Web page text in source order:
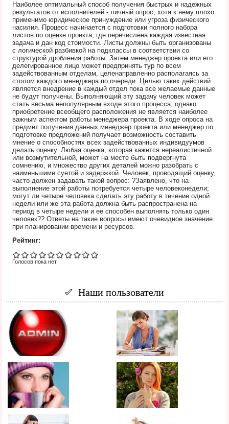
Наиболее оптимальный способ получения быстрых и надежных
результатов от исполнителей - личный опрос, хотя к нему плохо
применимо юридическое принуждение или угроза физического
насилия. Процесс начинается с подготовки полного набора
листов по оценке проекта, где перечислена каждая известная
задача и дан код стоимости. Листы должны быть организованы
с логической разбивкой на подклассы в соответствии со
структурой дробления работы. Затем менеджер проекта или его
делегированное лицо может предпринять тур по всем
задействованным отделам, целенаправленно располагаясь за
столом каждого менеджера по очереди. Целью таких действий
является внедрение в каждый отдел пока все желаемые данные
не будут получены. Выполняющий эту задачу человек может
стать весьма непопулярным входе этого процесса, однако
приобретение всеобщего расположения не является наиболее
важным аспектом работы менеджера проекта. В ходе опроса на
предмет получения данных менеджер проекта или менеджер по
подготовке предложений получает возможность составить
мнение о способностях всех задействованных индивидуумов
делать оценку. Любая оценка, которая кажется нереалистичной
или возмутительной, может на месте быть подвергнута
сомнению, и множество других деталей можно разобрать с
наименьшими суетой и задержкой. Человек, проводящий оценку,
часто должен задавать такой вопрос: ?Заявлено, что на
выполнение этой работы потребуется четыре человеконедели;
могут ли четыре человека сделать эту работу в течение одной
недели или же эта работа должна быть распространена на
период в четыре недели и ее способен выполнять только один
человек?? Ответы на такие вопросы имеют очевидное значение
при планировании времени и ресурсов.
Рейтинг:
Голосов пока нет
Наши пользователи